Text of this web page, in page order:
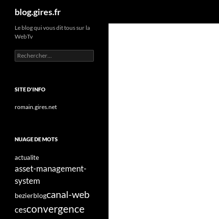
Aller
contenu
blog.gires.fr
Le blog qui vous dit tous sur la
WebTv
Rechercher :
SITE D'INFO
romain.gires.net
NUAGE DE MOTS
actualite
asset-management-
system
bezierblogcanal-web
cesconvergence